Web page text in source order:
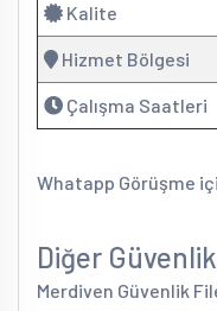
Kalite
Hizmet Bölgesi
Çalışma Saatleri
Whatapp Görüşme
Diğer
Merdiven Güvenlik